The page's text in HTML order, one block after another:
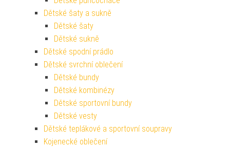
Dětské šaty a sukně
Dětské šaty
Dětské sukně
Dětské spodní prádlo
Dětské svrchní oblečení
Dětské bundy
Dětské kombinézy
Dětské sportovní bundy
Dětské vesty
Dětské teplákové a sportovní soupravy
Kojenecké oblečení